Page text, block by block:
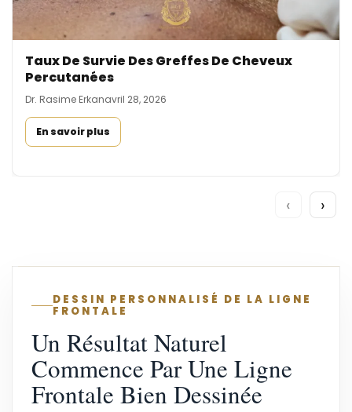
Taux De Survie Des Greffes De Cheveux
Percutanées
Dr. Rasime Erkanavril 28, 2026
En savoir plus
‹ ›
DESSIN PERSONNALISÉ DE LA LIGNE
FRONTALE
Un Résultat Naturel
Commence Par Une Ligne
Frontale Bien Dessinée